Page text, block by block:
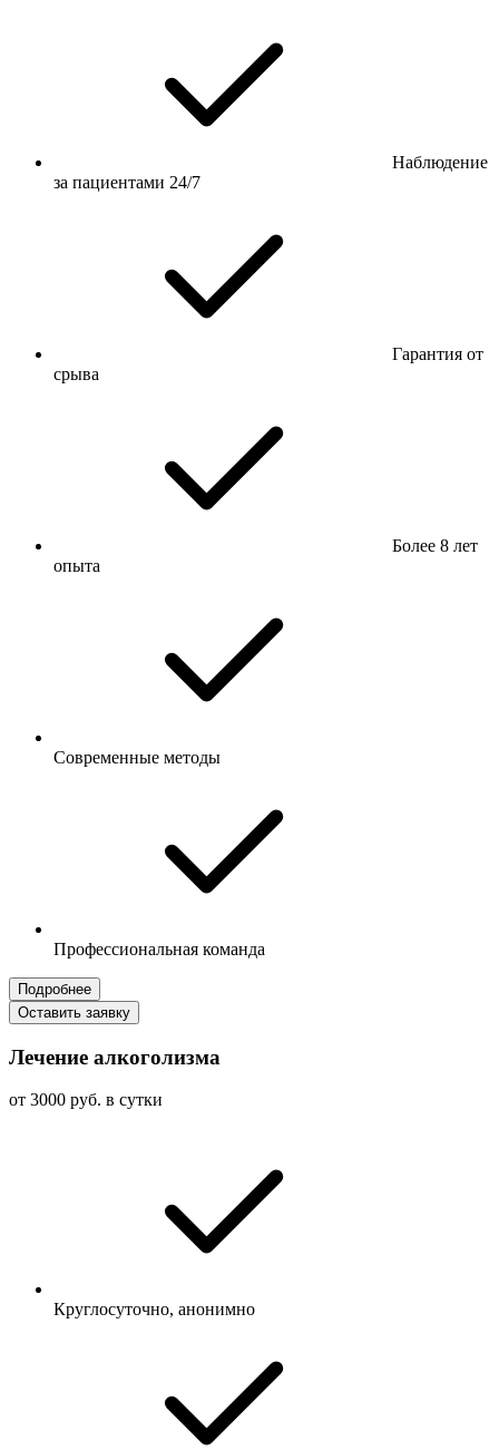
Наблюдение
за пациентами 24/7
Гарантия от
срыва
Более 8 лет
опыта
Современные методы
Профессиональная команда
Подробнее
Оставить заявку
Лечение алкоголизма
от 3000 руб. в сутки
Круглосуточно, анонимно